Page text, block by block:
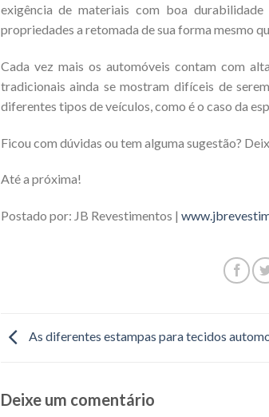
exigência de materiais com boa
propriedades a retomada de sua forma mesmo
Cada vez mais os automóveis contam com
tradicionais ainda se mostram difíceis de
diferentes tipos de veículos, como é o caso da
Ficou com dúvidas ou tem alguma sugestão?
Até a próxima!
Postado por: JB Revestimentos |
As diferentes estampas para tecidos
Deixe um comentário